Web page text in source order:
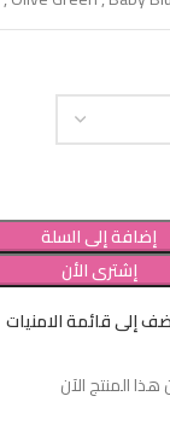
إضافة إلى السلة
إشترى الأن
إلى قائمة الامنيات
المنتج الآن